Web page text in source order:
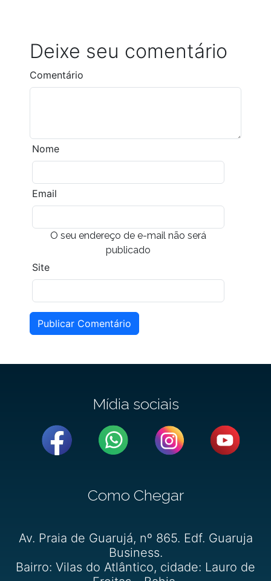
Deixe seu comentário
Comentário
Nome
Email
O seu endereço de e-mail não será
publicado
Site
Publicar Comentário
Mídia sociais
Como Chegar
Av. Praia de Guarujá, nº 865. Edf. Guaruja
Business.
Bairro: Vilas do Atlântico, cidade: Lauro de